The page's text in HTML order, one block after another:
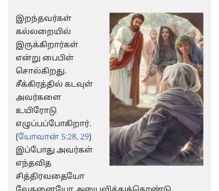
இறந்தவர்கள்
கல்லறையில்
இருக்கிறார்கள்
என்று பைபிள்
சொல்கிறது.
சீக்கிரத்தில் கடவுள்
அவர்களை
உயிரோடு
எழுப்பப்போகிறார்.
(யோவான் 5:28, 29)
இப்போது அவர்கள்
எந்தவித
சித்திரவதையோ